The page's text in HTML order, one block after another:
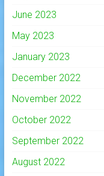
June 2023
May 2023
January 2023
December 2022
November 2022
October 2022
September 2022
August 2022